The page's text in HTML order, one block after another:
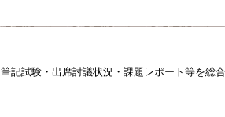
筆記試験・出席討議状況・課題レポート等を総